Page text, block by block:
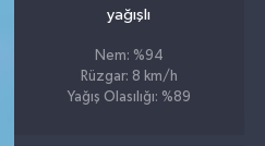
yağışlı
Nem: %94
Rüzgar: 8 km/h
Yağış Olasılığı: %89